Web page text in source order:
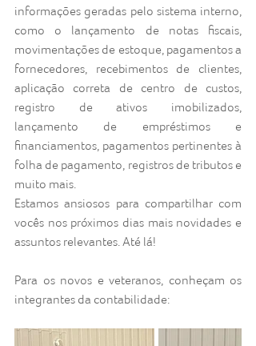
informações geradas pelo sistema interno,
como o lançamento de notas fiscais,
movimentações de estoque, pagamentos a
fornecedores, recebimentos de clientes,
aplicação correta de centro de custos,
registro de ativos imobilizados,
lançamento de empréstimos e
financiamentos, pagamentos pertinentes à
folha de pagamento, registros de tributos e
muito mais.
Estamos ansiosos para compartilhar com
vocês nos próximos dias mais novidades e
assuntos relevantes. Até lá!
Para os novos e veteranos, conheçam os
integrantes da contabilidade: